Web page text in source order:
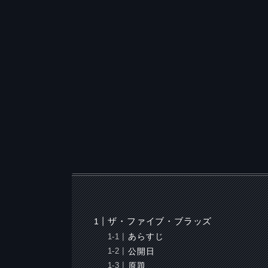
ザ・ファイブ・ブラッズ
あらすじ
公開日
原題